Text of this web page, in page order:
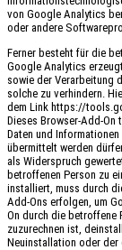
von Google Analytics
oder andere
Ferner besteht für die
Google Analytics
sowie der Verarbeitung
solche zu verhindern.
dem Link https://
Dieses Browser-Add-
Daten und
übermittelt werden
als Widerspruch
betroffenen Person zu
installiert, muss durch
Add-Ons erfolgen, um
On durch die betroffene
zuzurechnen ist,
Neuinstallation oder der